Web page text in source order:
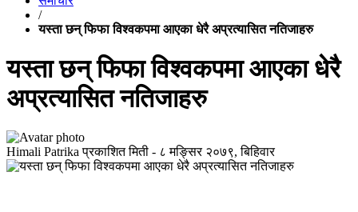
/
यस्ता छन् फिफा विश्वकपमा आएका धेरै अप्रत्यासित नतिजाहरु
यस्ता छन् फिफा विश्वकपमा आएका धेरै
अप्रत्यासित नतिजाहरु
Himali Patrika प्रकाशित मिती - ८ मङ्सिर २०७९, बिहिवार